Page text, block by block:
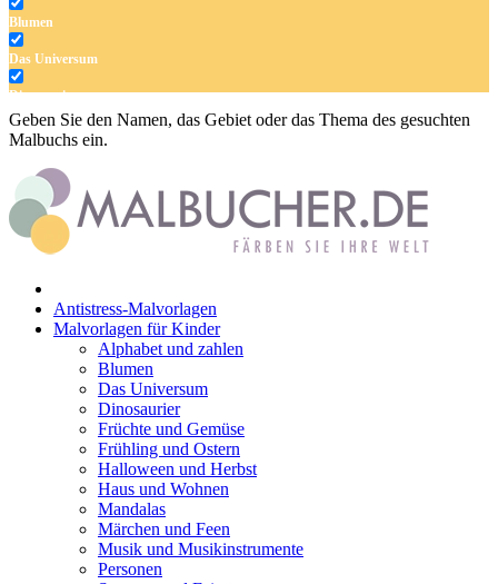
Blumen
Das Universum
Dinosaurier
Früchte und Gemüse
Frühling und Ostern
Halloween und Herbst
Haus und Wohnen
Märchen und Feen
Musik und Musikinstrumente
Sommer und Feiertage
Teddys und Pferde
Tiere und Natur
Geben Sie den Namen, das Gebiet oder das Thema des gesuchten
Malbuchs ein.
Antistress-Malvorlagen
Malvorlagen für Kinder
Alphabet und zahlen
Blumen
Das Universum
Dinosaurier
Früchte und Gemüse
Frühling und Ostern
Halloween und Herbst
Haus und Wohnen
Mandalas
Märchen und Feen
Musik und Musikinstrumente
Personen